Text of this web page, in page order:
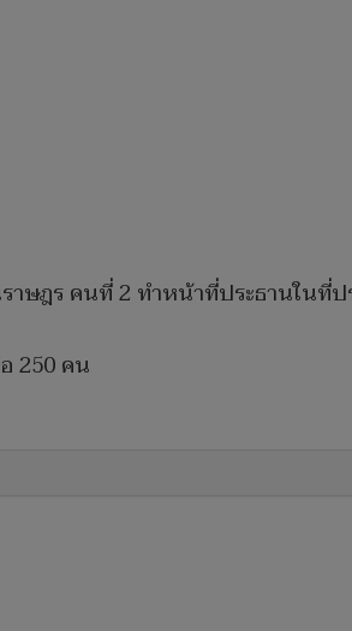
ษฎร คนที่ 2 ทำหน้าที่ประธานในที่ป
250 คน